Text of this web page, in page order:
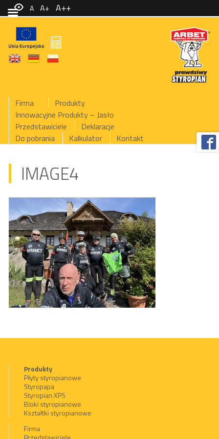
Firma
Produkty
Innowacyjne Produkty – Jasło
Przedstawiciele
Deklaracje
Do pobrania
Kalkulator Kontakt
IMAGE4
Produkty
Płyty styropianowe
Styropapa
Styropian XPS
Bloki styropianowe
Kształtki styropianowe
Firma
A A+ A++